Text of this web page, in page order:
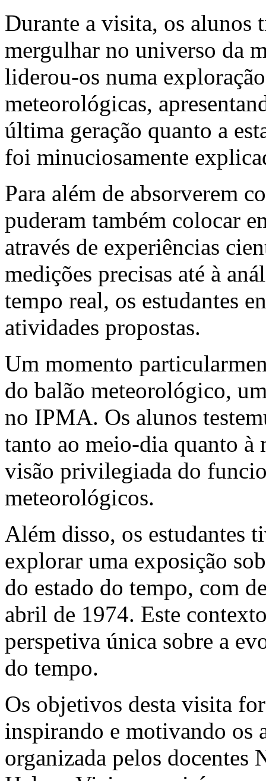
Durante a visita, os alunos
mergulhar no universo da
liderou-os numa
meteorológicas,
última geração quanto a
foi minuciosamente
Para além de absorverem
puderam também colocar
através de experiências
medições precisas até à
tempo real, os estudantes
atividades propostas.
Um momento
do balão meteorológico,
no IPMA. Os alunos
tanto ao meio-dia quanto
visão privilegiada do
meteorológicos.
Além disso, os estudantes
explorar uma exposição
do estado do tempo, com
abril de 1974. Este
perspetiva única sobre a
do tempo.
Os objetivos desta visita
inspirando e motivando os
organizada pelos docentes